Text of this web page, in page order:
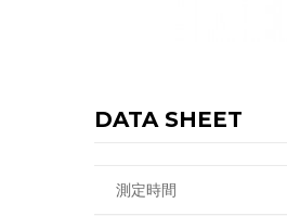
DATA SHEET
測定時間